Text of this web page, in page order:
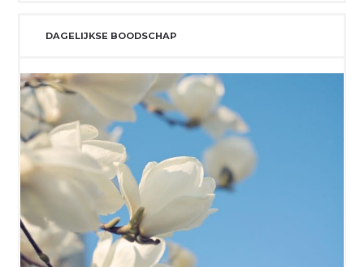
DAGELIJKSE BOODSCHAP